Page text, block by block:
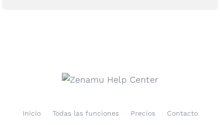
Inicio Todas las funciones Precios Contacto